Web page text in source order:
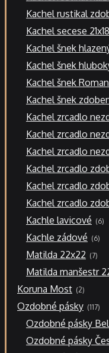
Kachel rustikal
Kachel secese 21x18
Kachel šnek
Kachel šnek
Kachel šnek
Kachel šnek
Kachel zrcadlo
Kachel zrcadlo
Kachel zrcadlo
Kachel zrcadlo
Kachel zrcadlo
Kachel zrcadlo
Kachle lavicové 66
Kachle zádové 66
Matilda 22x22 77
Matilda manšestr
Koruna Most 22
produkty
Ozdobné pásky 117117
Ozdobné pásky
Ozdobné pásky